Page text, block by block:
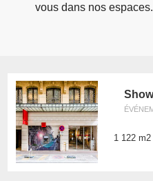
vous dans nos
1 122 m2